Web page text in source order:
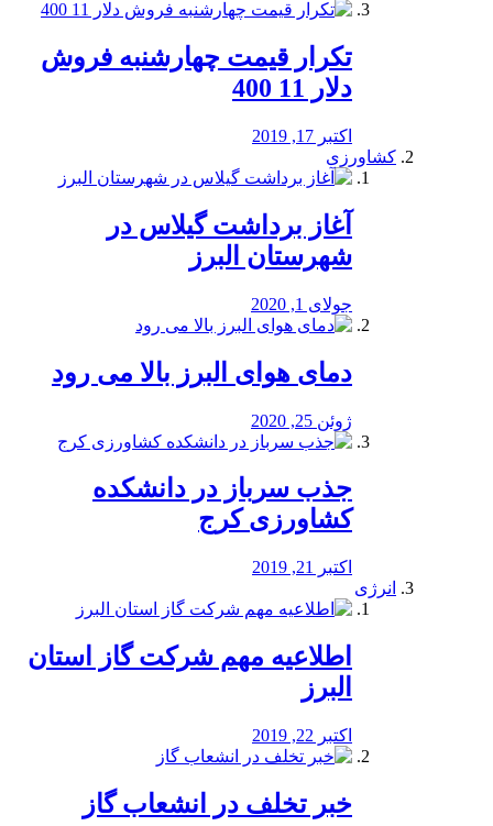
تکرار قیمت چهارشنبه فروش
دلار 11 400
اکتبر 17, 2019
کشاورزی
آغاز برداشت گیلاس در
شهرستان البرز
جولای 1, 2020
دمای هوای البرز بالا می رود
ژوئن 25, 2020
جذب سرباز در دانشکده
کشاورزی کرج
اکتبر 21, 2019
انرژی
️اطلاعیه مهم شرکت گاز استان
البرز
اکتبر 22, 2019
خبر تخلف در انشعاب گاز